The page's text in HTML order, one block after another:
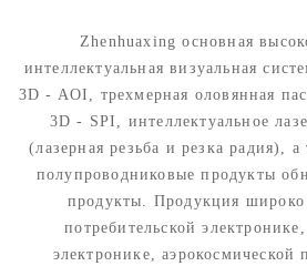
Zhenhuaxing основная
интеллектуальная визуальная
3D - AOI, трехмерная оловянная
3D - SPI, интеллектуальное
(лазерная резьба и резка радия),
полупроводниковые продукты
продукты. Продукция широко
потребительской
электронике, аэрокосмической